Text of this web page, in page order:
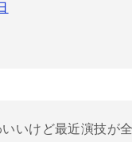
いけど最近演技が